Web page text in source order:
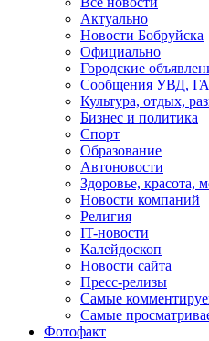
Актуально
Новости Бобруйска
Официально
Городские
Сообщения УВД,
Культура, отдых,
Бизнес и политика
Спорт
Образование
Автоновости
Здоровье, красота,
Новости компаний
Религия
IT-новости
Калейдоскоп
Новости сайта
Пресс-релизы
Самые
Самые
Фотофакт